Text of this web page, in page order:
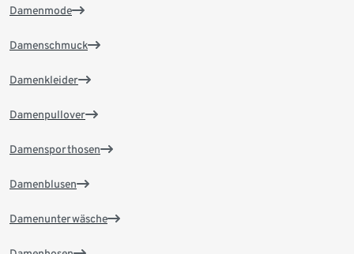
Damenmode
Damenschmuck
Damenkleider
Damenpullover
Damensporthosen
Damenblusen
Damenunterwäsche